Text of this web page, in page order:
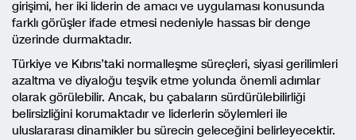
girişimi, her iki liderin de amacı ve uygulaması konusunda
farklı görüşler ifade etmesi nedeniyle hassas bir denge
üzerinde durmaktadır.
Türkiye ve Kıbrıs’taki normalleşme süreçleri, siyasi gerilimleri
azaltma ve diyaloğu teşvik etme yolunda önemli adımlar
olarak görülebilir. Ancak, bu çabaların sürdürülebilirliği
belirsizliğini korumaktadır ve liderlerin söylemleri ile
uluslararası dinamikler bu sürecin geleceğini belirleyecektir.